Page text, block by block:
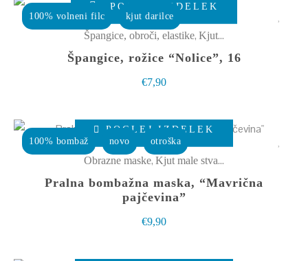
strani
100% volneni filc kjut darilce
POGLEJ IZDELEK
Špangice, obroči, elastike, Kjut male stvarce
Špangice, rožice “Nolice”, 16
€7,90
100% bombaž novo otroška
POGLEJ IZDELEK
Ta
več
Obrazne maske, Kjut male stvarce
Pralna bombažna maska, “Mavrična
pajčevina”
€9,90